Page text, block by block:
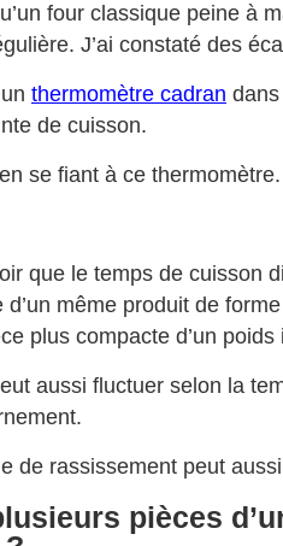
four classique peine à
J’ai constaté des
thermomètre cadran
de cuisson.
se fiant à ce thermomètre.
que le temps de cuisson
même produit de
plus compacte d’un
aussi fluctuer selon la
de rassissement peut
pièces